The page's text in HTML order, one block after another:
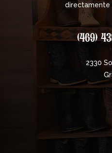
directamente
(469)
2330